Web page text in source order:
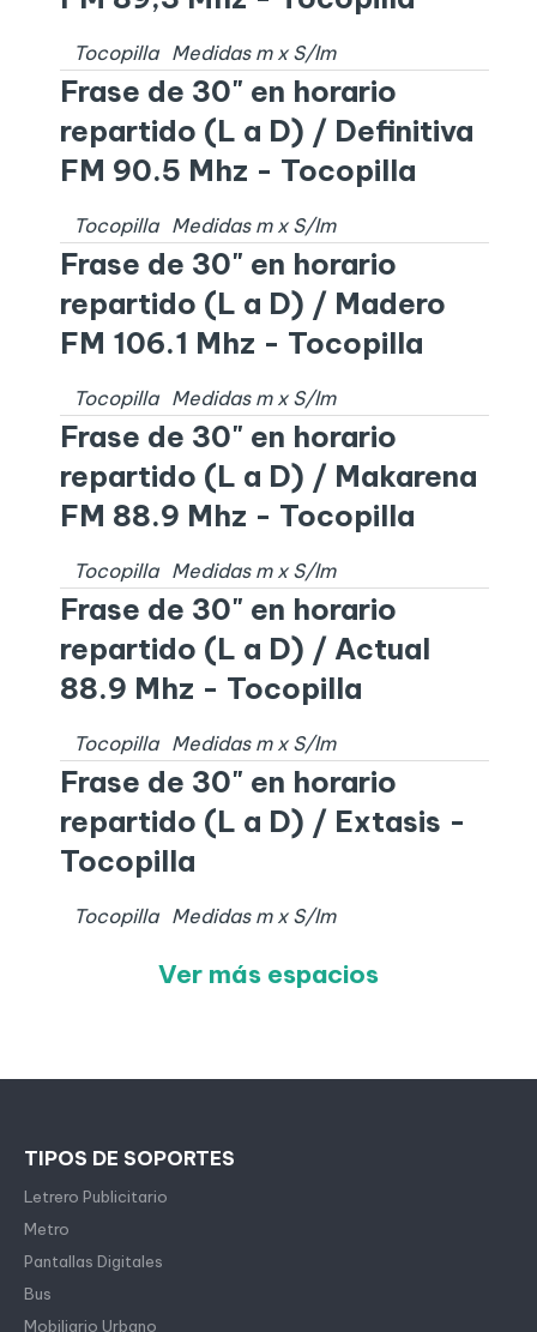
Tocopilla Medidas m x S/Im
Frase de 30" en horario
repartido (L a D) / Definitiva
FM 90.5 Mhz - Tocopilla
Tocopilla Medidas m x S/Im
Frase de 30" en horario
repartido (L a D) / Madero
FM 106.1 Mhz - Tocopilla
Tocopilla Medidas m x S/Im
Frase de 30" en horario
repartido (L a D) / Makarena
FM 88.9 Mhz - Tocopilla
Tocopilla Medidas m x S/Im
Frase de 30" en horario
repartido (L a D) / Actual
88.9 Mhz - Tocopilla
Tocopilla Medidas m x S/Im
Frase de 30" en horario
repartido (L a D) / Extasis -
Tocopilla
Tocopilla Medidas m x S/Im
Ver más espacios
TIPOS DE SOPORTES
Letrero Publicitario
Metro
Pantallas Digitales
Bus
Mobiliario Urbano